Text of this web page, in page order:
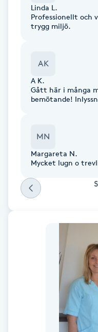
Celluliter
Cryoterapi
Extensions borttagning
Eyeliner-tatuering
Linda L.
Professionellt och
trygg miljö.
AK
A K.
Gått här i många
bemötande!
MN
Margareta N.
Mycket lugn o